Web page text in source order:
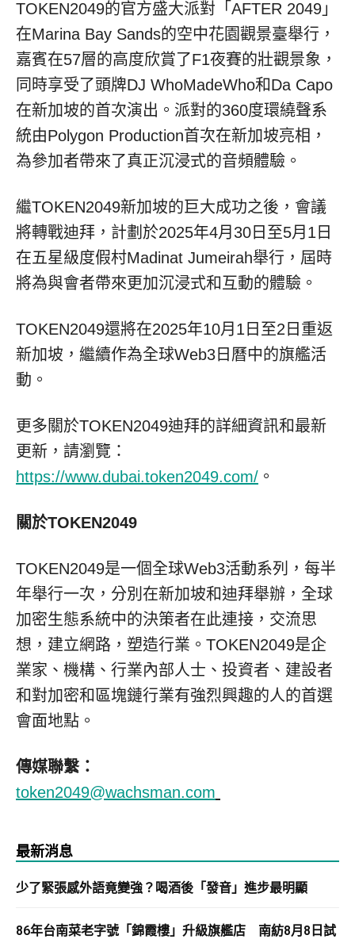
TOKEN2049的官方盛大派對「AFTER 2049」
在Marina Bay Sands的空中花園觀景臺舉行，
嘉賓在57層的高度欣賞了F1夜賽的壯觀景象，
同時享受了頭牌DJ WhoMadeWho和Da Capo
在新加坡的首次演出。派對的360度環繞聲系
統由Polygon Production首次在新加坡亮相，
為參加者帶來了真正沉浸式的音頻體驗。
繼TOKEN2049新加坡的巨大成功之後，會議
將轉戰迪拜，計劃於2025年4月30日至5月1日
在五星級度假村Madinat Jumeirah舉行，屆時
將為與會者帶來更加沉浸式和互動的體驗。
TOKEN2049還將在2025年10月1日至2日重返
新加坡，繼續作為全球Web3日曆中的旗艦活
動。
更多關於TOKEN2049迪拜的詳細資訊和最新
更新，請瀏覽：
https://www.dubai.token2049.com/ 。
關於TOKEN2049
TOKEN2049是一個全球Web3活動系列，每半
年舉行一次，分別在新加坡和迪拜舉辦，全球
加密生態系統中的決策者在此連接，交流思
想，建立網路，塑造行業。TOKEN2049是企
業家、機構、行業內部人士、投資者、建設者
和對加密和區塊鏈行業有強烈興趣的人的首選
會面地點。
傳媒聯繫：
token2049@wachsman.com
最新消息
少了緊張感外語竟變強？喝酒後「發音」進步最明顯
86年台南菜老字號「錦霞樓」升級旗艦店 南紡8月8日試